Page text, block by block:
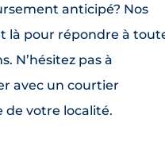
anticipé? Nos
là pour répondre à
N’hésitez pas à
avec un courtier
de votre localité.